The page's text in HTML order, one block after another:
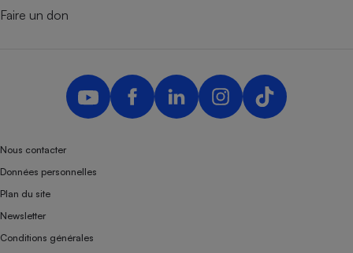
Faire un don
Nous contacter
Données personnelles
Plan du site
Newsletter
Conditions générales